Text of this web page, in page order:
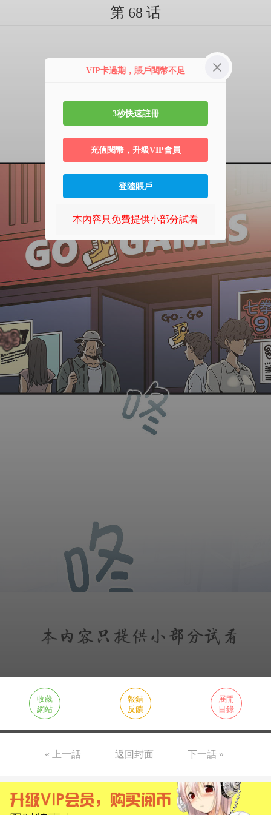
第 68 话
收藏
網站
報錯
反饋
展開
目錄
« 上一話 返回封面 下一話 »
VIP卡過期，賬戶閱幣不足
3秒快速註冊
充值閱幣，升級VIP會員
登陸賬戶
本內容只免費提供小部分試看